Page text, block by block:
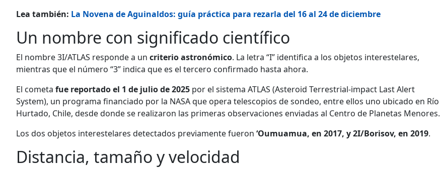
Lea también: La Novena de Aguinaldos: guía práctica para rezarla del 16 al 24 de diciembre
Un nombre con significado científico
El nombre 3I/ATLAS responde a un criterio astronómico. La letra “I” identifica a los objetos interestelares,
mientras que el número “3” indica que es el tercero confirmado hasta ahora.
El cometa fue reportado el 1 de julio de 2025 por el sistema ATLAS (Asteroid Terrestrial-impact Last Alert
System), un programa financiado por la NASA que opera telescopios de sondeo, entre ellos uno ubicado en Río
Hurtado, Chile, desde donde se realizaron las primeras observaciones enviadas al Centro de Planetas Menores.
Los dos objetos interestelares detectados previamente fueron ‘Oumuamua, en 2017, y 2I/Borisov, en 2019.
Distancia, tamaño y velocidad